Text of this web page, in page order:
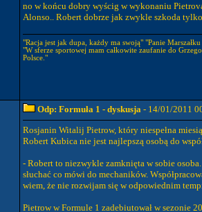
no w końcu dobry wyścig w wykonaniu
Alonso.. Robert dobrze jak zwykle szkoda
"Racja jest jak dupa, każdy ma swoją" "Panie
"W sferze sportowej mam całkowite zaufanie do
Polsce."
Odp: Formuła 1 - dyskusja- 14/01/2011
Rosjanin Witalij Pietrow, który niespełna
Robert Kubica nie jest najlepszą osobą do
- Robert to niezwykle zamknięta w sobie
słuchać co mówi do mechaników.
wiem, że nie rozwijam się w odpowiednim
Pietrow w Formule 1 zadebiutował w sezonie